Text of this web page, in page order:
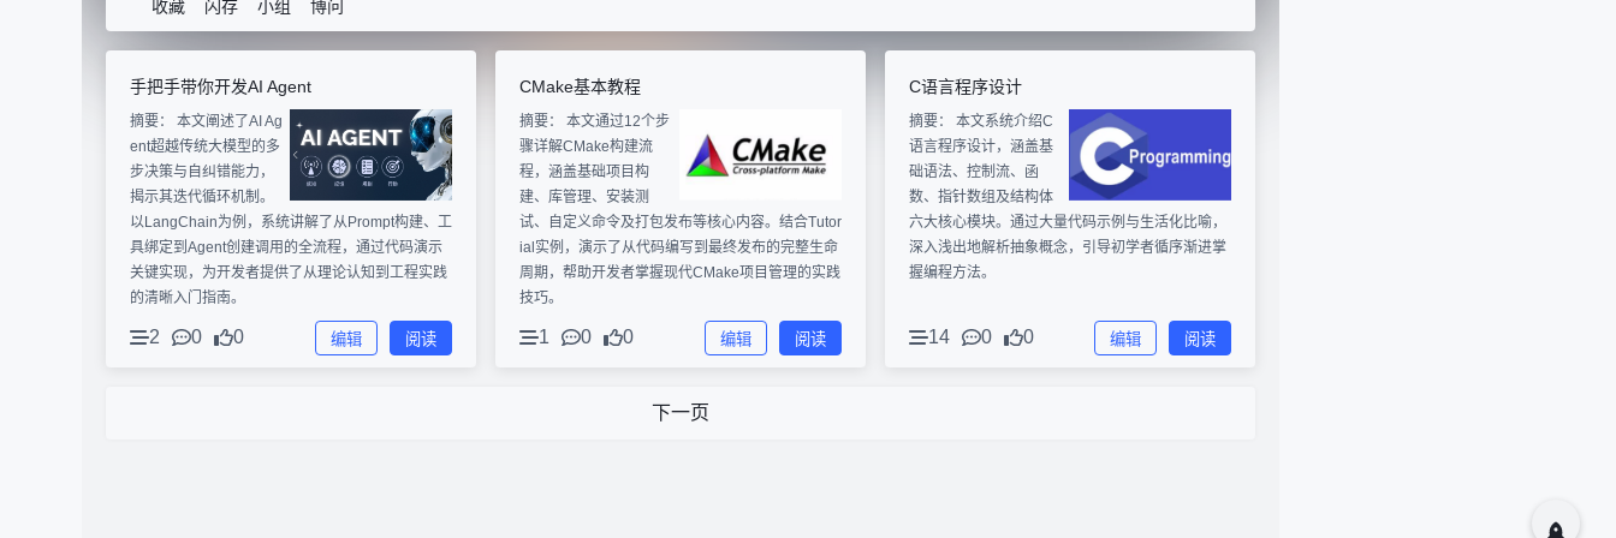
收藏 闪存 小组 博问
手把手带你开发AI Agent
摘要： 本文阐述了AI Ag
ent超越传统大模型的多
步决策与自纠错能力，
揭示其迭代循环机制。
以LangChain为例，系统讲解了从Prompt构建、工
具绑定到Agent创建调用的全流程，通过代码演示
关键实现，为开发者提供了从理论认知到工程实践
的清晰入门指南。
2 0 0 编辑 阅读
CMake基本教程
摘要： 本文通过12个步
骤详解CMake构建流
程，涵盖基础项目构
建、库管理、安装测
试、自定义命令及打包发布等核心内容。结合Tutor
ial实例，演示了从代码编写到最终发布的完整生命
周期，帮助开发者掌握现代CMake项目管理的实践
技巧。
1 0 0 编辑 阅读
C语言程序设计
摘要： 本文系统介绍C
语言程序设计，涵盖基
础语法、控制流、函
数、指针数组及结构体
六大核心模块。通过大量代码示例与生活化比喻，
深入浅出地解析抽象概念，引导初学者循序渐进掌
握编程方法。
14 0 0 编辑 阅读
下一页